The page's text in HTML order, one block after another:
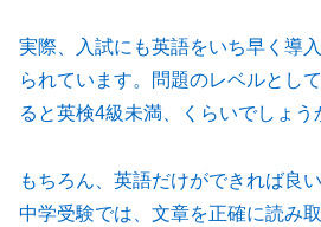
実際、入試にも英語をいち早く導
られています。問題のレベルとし
ると英検4級未満、くらいでしょう
もちろん、英語だけができれば良
中学受験では、文章を正確に読み